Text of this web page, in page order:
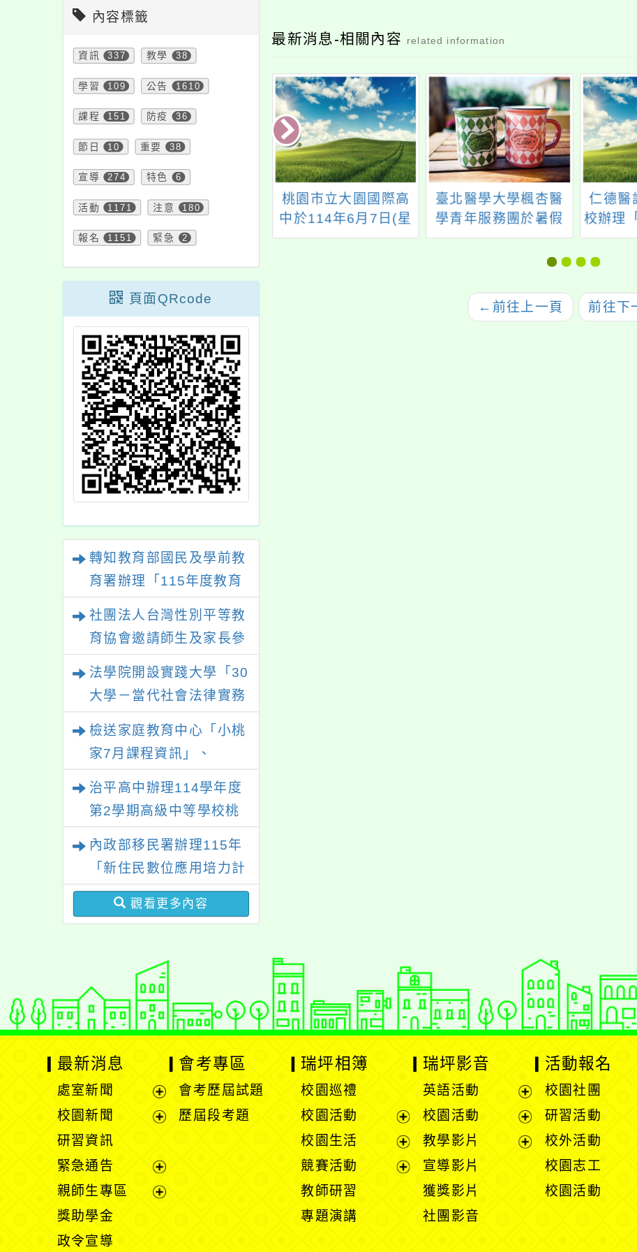
內容標籤
資訊 337 教學 38
學習 109 公告 1610
課程 151 防疫 36
節日 10 重要 38
宣導 274 特色 6
活動 1171 注意 180
報名 1151 緊急 2
頁面QRcode
轉知教育部國民及學前教
育署辦理「115年度教育
性別平等教育建置課程與
教學人才庫實施計畫」一
案， 請鼓勵校內教師踴
躍提出申請，請查照。
社團法人台灣性別平等教
育協會邀請師生及家長參
與「幸符製造所：與同志
青少年一起長大」互動式
展覽，歡迎參觀。
法學院開設實踐大學「30
大學－當代社會法律實務
檢送家庭教育中心「小桃
家7月課程資訊」、
「親密關係工作坊」、
「祖孫樂淘桃創意照片徵
件活動」海報各1份
治平高中辦理114學年度
第2學期高級中等學校桃
內政部移民署辦理115年
「新住民數位應用培力計
畫」免費資訊課程一案
觀看更多內容
最新消息-相關內容 related information
北市政府教育
「新北市114學
來產業職業試
德育護理健康學院115
學年度五專完全免試
入學單獨招生資訊
桃園市立大園國際高
中於114年6月7日(星
期六)辦理「校園開放
臺北醫學大學楓杏醫
學青年服務團於暑假
期間辦理「臺北醫學
大學楓杏醫學營-現代
仁德醫
校辦理
專免試
← 前往上一頁 前往下
最新消息
處室新聞
展
單
校園新聞
開
選
單
研習資訊
緊急通告
展
開
親師生專區
獎助學金
政令宣導
會考專區
會考歷屆試題
歷屆段考題
瑞坪相簿
校園巡禮
校園活動
展
開
選
校園生活
展
開
競賽活動
教師研習
專題演講
瑞坪影音
英語活動
展
選
校園活動
展
開
教學影片
宣導影片
獲獎影片
社團影音
活動報名
校園社團
研習活動
校外活動
校園志工
校園活動